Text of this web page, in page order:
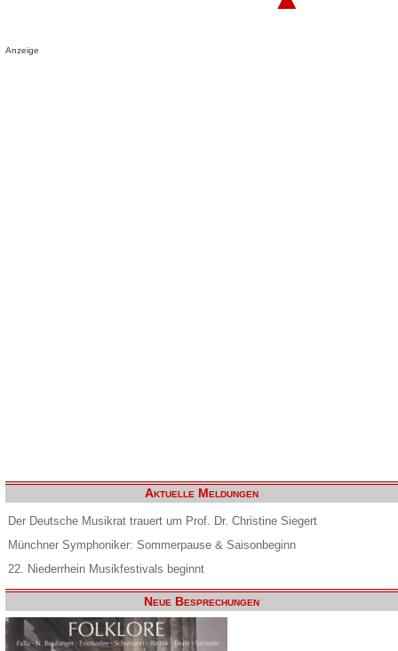
Anzeige
Aktuelle Meldungen
Der Deutsche Musikrat trauert um Prof. Dr. Christine Siegert
Münchner Symphoniker: Sommerpause & Saisonbeginn
22. Niederrhein Musikfestivals beginnt
Neue Besprechungen